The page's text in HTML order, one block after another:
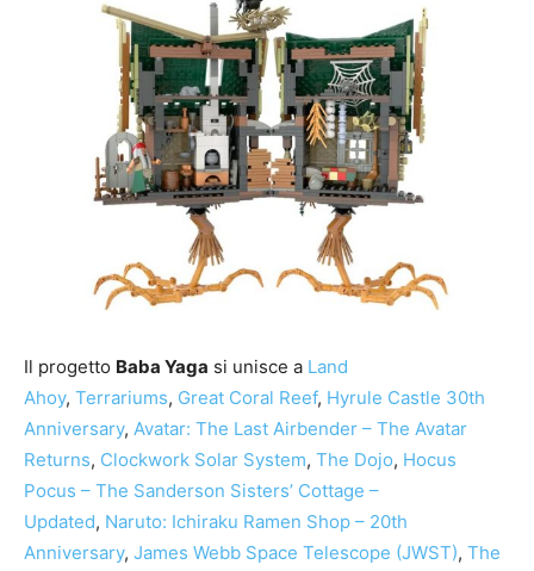
Il progetto Baba Yaga si unisce a Land
Ahoy, Terrariums, Great Coral Reef, Hyrule Castle 30th
Anniversary, Avatar: The Last Airbender – The Avatar
Returns, Clockwork Solar System, The Dojo, Hocus
Pocus – The Sanderson Sisters’ Cottage –
Updated, Naruto: Ichiraku Ramen Shop – 20th
Anniversary, James Webb Space Telescope (JWST), The